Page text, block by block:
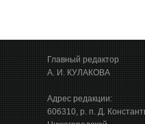
Главный редактор
А. И. КУЛАКОВА
Адрес редакции:
606310, р. п. Д.